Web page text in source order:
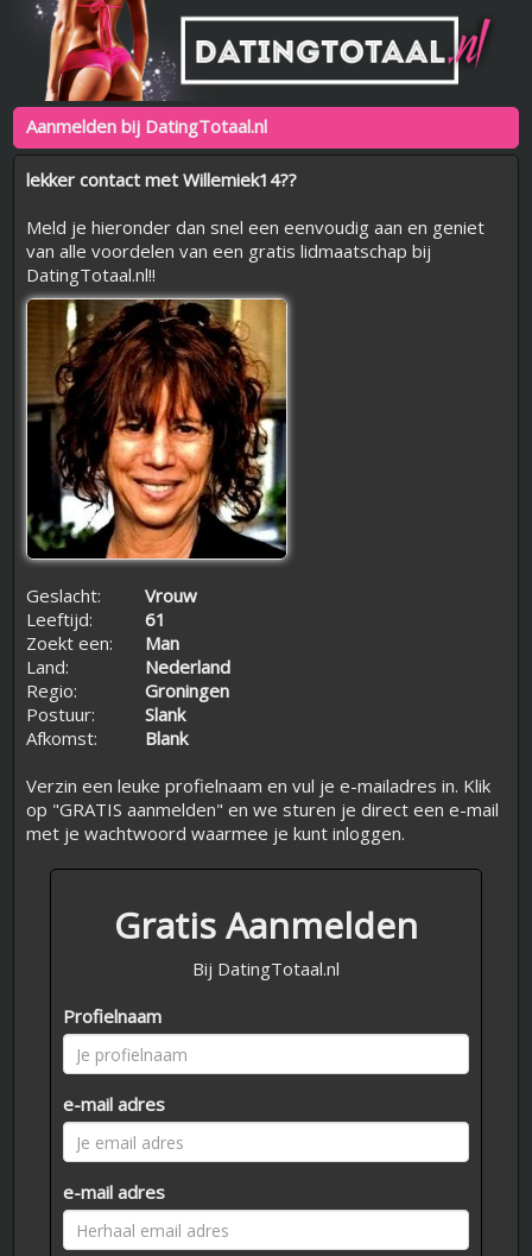
Aanmelden bij DatingTotaal.nl
lekker contact met Willemiek14??
Meld je hieronder dan snel een eenvoudig aan en geniet
van alle voordelen van een gratis lidmaatschap bij
DatingTotaal.nl!!
Geslacht:
Vrouw
Leeftijd:
61
Zoekt een:
Man
Land:
Nederland
Regio:
Groningen
Postuur:
Slank
Afkomst:
Blank
Verzin een leuke profielnaam en vul je e-mailadres in. Klik
op "GRATIS aanmelden" en we sturen je direct een e-mail
met je wachtwoord waarmee je kunt inloggen.
Gratis Aanmelden
Bij DatingTotaal.nl
Profielnaam
e-mail adres
e-mail adres